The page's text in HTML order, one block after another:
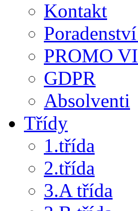
Kontakt
PROMO
GDPR
Absolventi
Třídy
1.třída
2.třída
3.A třída